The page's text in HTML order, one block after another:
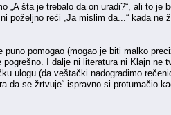
„A šta je trebalo da on uradi?“, ali to
poželjno reći „Ja mislim da...“ kada
puno pomogao (mogao je biti malko
pogrešno. I dalje ni literatura ni Klajn ne
ulogu (da veštački nadogradimo
da se žrtvuje“ ispravno si protumačio